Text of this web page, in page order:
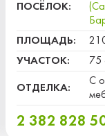
ПОСЁЛОК:
ПЛОЩАДЬ:
УЧАСТОК:
75
ОТДЕЛКА:
С
2 382 828